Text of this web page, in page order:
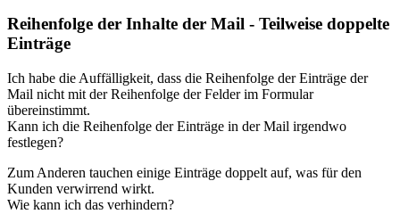
Reihenfolge der Inhalte der Mail - Teilweise doppelte
Einträge
Ich habe die Auffälligkeit, dass die Reihenfolge der Einträge der
Mail nicht mit der Reihenfolge der Felder im Formular
übereinstimmt.
Kann ich die Reihenfolge der Einträge in der Mail irgendwo
festlegen?
Zum Anderen tauchen einige Einträge doppelt auf, was für den
Kunden verwirrend wirkt.
Wie kann ich das verhindern?